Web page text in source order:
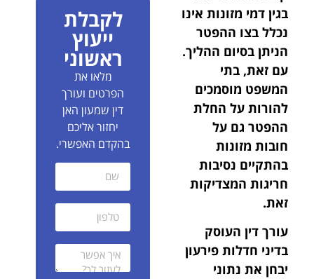
בגין דמי מזונות אינו
נכלל בצו ההפטר
הניתן בסיום ההליך.
עם זאת, בתי
המשפט מוסמכים
להורות על החלת
ההפטר גם על
חובות מזונות
בהתקיים נסיבות
חריגות המצדיקות
זאת.
עורך דין העוסק
בדיני חדלות פירעון
יבחן את נתוני
לקבלת
ייעוץ
ראשוני
מלאו את
הפרטים ועורך
דין שמעון האן
יחזור אליכם
בהקדם האפשרי.